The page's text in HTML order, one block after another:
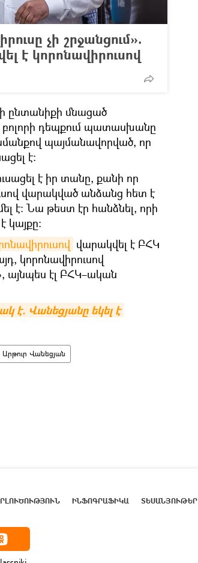
չի շրջանցում».
է կորոնավիրուսով
ընտանիքի մնացած
բոլորի դեպքում պատասխանը
պայմանավորված, որ
է։
է իր տանը, քանի որ
վարակված անձանց հետ է
է: Նա թեստ էր հանձնել, որի
վարակվել է ԲՀԿ
կորոնավիրուսով
այնպես էլ ԲՀԿ–ական
է. Վանեցյանը եկել է
Արթուր Վանեցյան
ԻՆՖՈԳՐԱՖԻԿԱ ՏԵՍԱՆՅՈՒԹԵՐ